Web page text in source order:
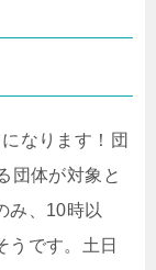
なります！団
団体が対象と
み、10時以
うです。土日